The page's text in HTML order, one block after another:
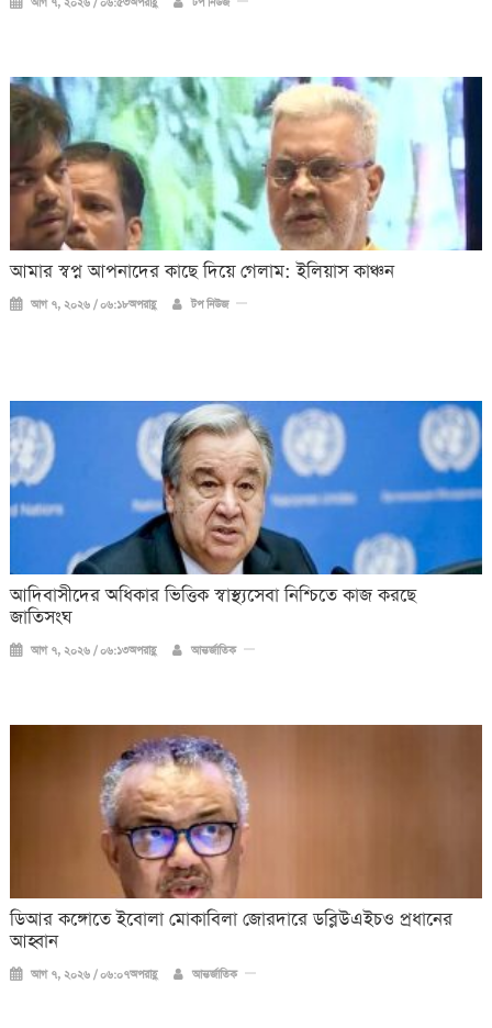
আমার স্বপ্ন আপনাদের কাছে দিয়ে গেলাম: ইলিয়াস কাঞ্চন
আগ ৭, ২০২৬ / ০৬:১৮অপরাহ্ণ টপ নিউজ
আদিবাসীদের অধিকার ভিত্তিক স্বাস্থ্যসেবা নিশ্চিতে কাজ করছে
জাতিসংঘ
আগ ৭, ২০২৬ / ০৬:১৩অপরাহ্ণ আন্তর্জাতিক
ডিআর কঙ্গোতে ইবোলা মোকাবিলা জোরদারে ডব্লিউএইচও প্রধানের
আহ্বান
আগ ৭, ২০২৬ / ০৬:০৭অপরাহ্ণ আন্তর্জাতিক